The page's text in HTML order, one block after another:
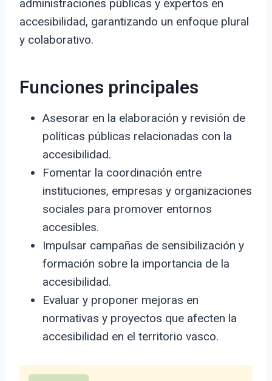
administraciones públicas y expertos en
accesibilidad, garantizando un enfoque plural
y colaborativo.
Funciones principales
Asesorar en la elaboración y revisión de
políticas públicas relacionadas con la
accesibilidad.
Fomentar la coordinación entre
instituciones, empresas y organizaciones
sociales para promover entornos
accesibles.
Impulsar campañas de sensibilización y
formación sobre la importancia de la
accesibilidad.
Evaluar y proponer mejoras en
normativas y proyectos que afecten la
accesibilidad en el territorio vasco.